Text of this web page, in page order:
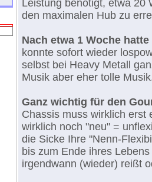
Leistung benötigt, etwa 20
den maximalen Hub zu
Nach etwa 1 Woche
konnte sofort wieder
selbst bei Heavy Metall
Musik aber eher tolle
Ganz wichtig für den
Chassis muss wirklich erst
wirklich noch "neu" =
die Sicke Ihre "Nenn-
bis zum Ende ihres
irgendwann (wieder) reißt